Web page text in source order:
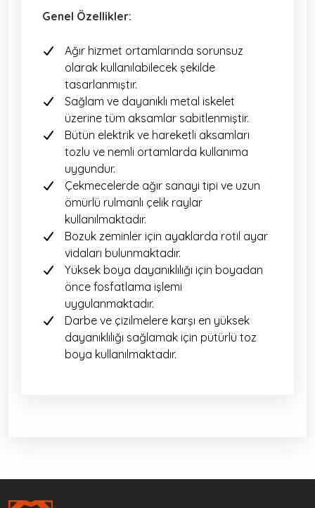
Genel Özellikler:
Ağır hizmet ortamlarında sorunsuz
olarak kullanılabilecek şekilde
tasarlanmıştır.
Sağlam ve dayanıklı metal iskelet
üzerine tüm aksamlar sabitlenmiştir.
Bütün elektrik ve hareketli aksamları
tozlu ve nemli ortamlarda kullanıma
uygundur.
Çekmecelerde ağır sanayi tipi ve uzun
ömürlü rulmanlı çelik raylar
kullanılmaktadır.
Bozuk zeminler için ayaklarda rotil ayar
vidaları bulunmaktadır.
Yüksek boya dayanıklılığı için boyadan
önce fosfatlama işlemi
uygulanmaktadır.
Darbe ve çizilmelere karşı en yüksek
dayanıklılığı sağlamak için pütürlü toz
boya kullanılmaktadır.